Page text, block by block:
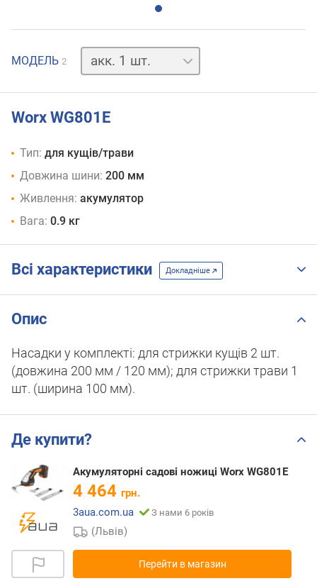
МОДЕЛЬ 2
акк.
відсутній
Worx WG801E
Тип: для кущів/трави
Довжина шини: 200 мм
Живлення: акумулятор
Вага: 0.9 кг
Всі характеристики Докладніше
Опис
Насадки у комплекті: для стрижки кущів 2 шт.
(довжина 200 мм / 120 мм); для стрижки трави 1
шт. (ширина 100 мм).
Де купити?
Акумуляторні садові ножиці Worx WG801E
4 464 грн.
3aua.com.ua
З нами 6 років
(Львів)
Перейти в магазин